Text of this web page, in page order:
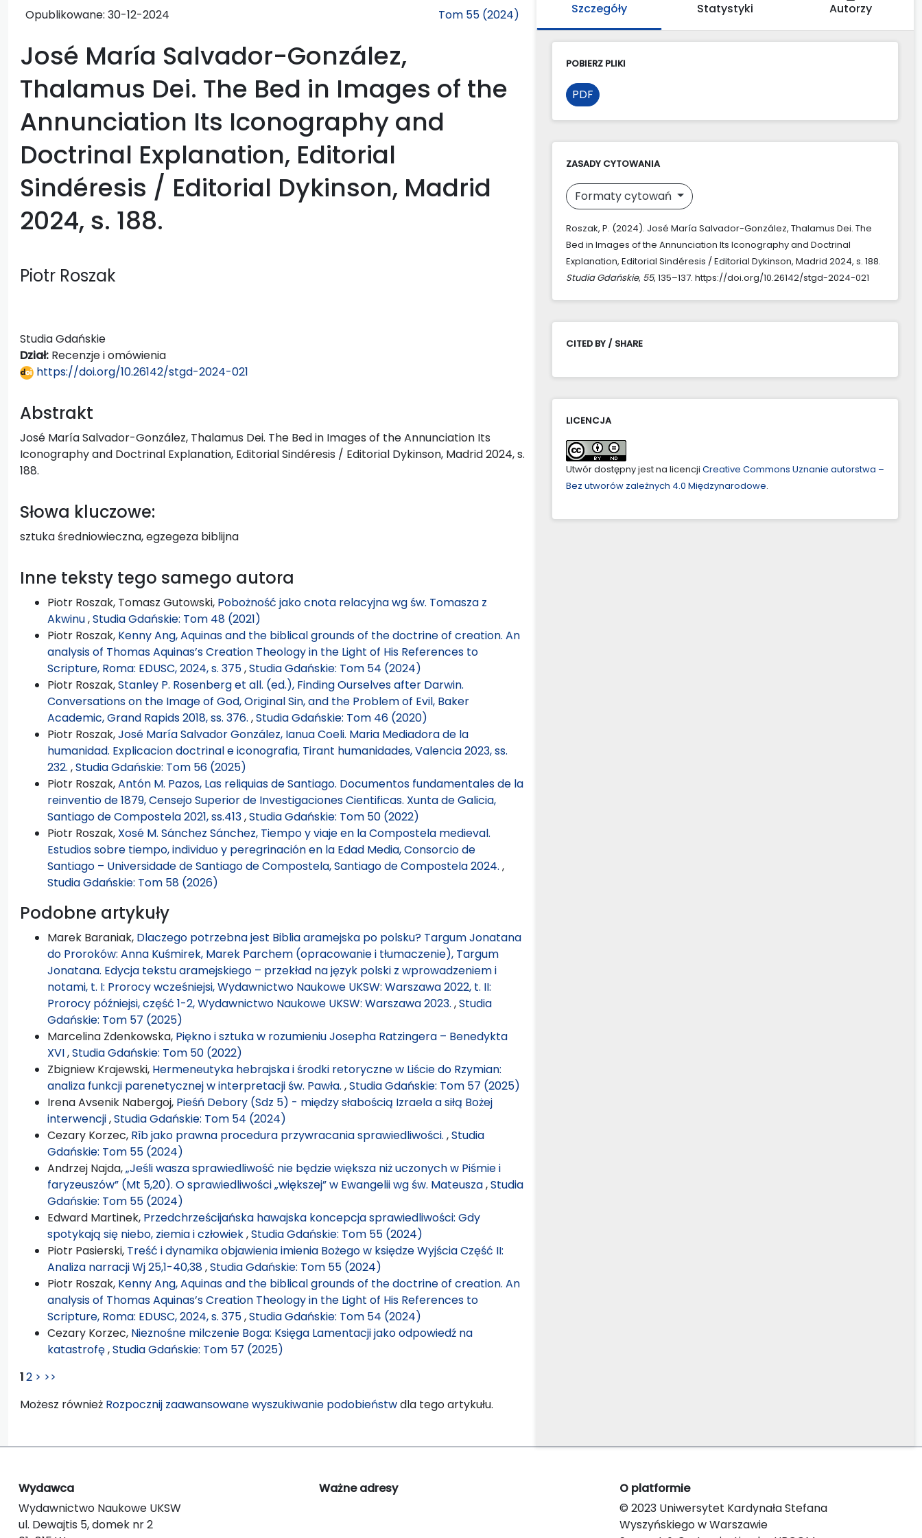
Opublikowane: 30-12-2024 Tom 55 (2024)
José María Salvador-González,
Thalamus Dei. The Bed in Images of the
Annunciation Its Iconography and
Doctrinal Explanation, Editorial
Sindéresis / Editorial Dykinson, Madrid
2024, s. 188.
Piotr Roszak
Studia Gdańskie
Dział: Recenzje i omówienia
https://doi.org/10.26142/stgd-2024-021
Abstrakt
José María Salvador-González, Thalamus Dei. The Bed in Images of the Annunciation Its
Iconography and Doctrinal Explanation, Editorial Sindéresis / Editorial Dykinson, Madrid 2024, s.
188.
Słowa kluczowe:
sztuka średniowieczna, egzegeza biblijna
Inne teksty tego samego autora
Piotr Roszak, Tomasz Gutowski, Pobożność jako cnota relacyjna wg św. Tomasza z
Akwinu,Studia Gdańskie: Tom 48 (2021)
Piotr Roszak, Kenny Ang, Aquinas and the biblical grounds of the doctrine of creation. An
analysis of Thomas Aquinas’s Creation Theology in the Light of His References to
Scripture, Roma: EDUSC, 2024, s. 375,Studia Gdańskie: Tom 54 (2024)
Piotr Roszak,Stanley P. Rosenberg et all. (ed.), Finding Ourselves after Darwin.
Conversations on the Image of God, Original Sin, and the Problem of Evil, Baker
Academic, Grand Rapids 2018, ss. 376. ,Studia Gdańskie: Tom 46 (2020)
Piotr Roszak,José María Salvador González, Ianua Coeli. Maria Mediadora de la
humanidad. Explicacion doctrinal e iconografia, Tirant humanidades, Valencia 2023, ss.
232. ,Studia Gdańskie: Tom 56 (2025)
Piotr Roszak,Antón M. Pazos, Las reliquias de Santiago. Documentos fundamentales de la
reinventio de 1879, Censejo Superior de Investigaciones Cientificas. Xunta de Galicia,
Santiago de Compostela 2021, ss.413,Studia Gdańskie: Tom 50 (2022)
Piotr Roszak, Xosé M. Sánchez Sánchez, Tiempo y viaje en la Compostela medieval.
Estudios sobre tiempo, individuo y peregrinación en la Edad Media, Consorcio de
Santiago – Universidade de Santiago de Compostela, Santiago de Compostela 2024. ,
Studia Gdańskie: Tom 58 (2026)
Podobne artykuły
Marek Baraniak, Dlaczego potrzebna jest Biblia aramejska po polsku? Targum Jonatana
do Proroków: Anna Kuśmirek, Marek Parchem (opracowanie i tłumaczenie), Targum
Jonatana. Edycja tekstu aramejskiego – przekład na język polski z wprowadzeniem i
notami, t. I: Prorocy wcześniejsi, Wydawnictwo Naukowe UKSW: Warszawa 2022, t. II:
Prorocy późniejsi, część 1-2, Wydawnictwo Naukowe UKSW: Warszawa 2023. ,Studia
Gdańskie: Tom 57 (2025)
Marcelina Zdenkowska, Piękno i sztuka w rozumieniu Josepha Ratzingera – Benedykta
XVI,Studia Gdańskie: Tom 50 (2022)
Zbigniew Krajewski, Hermeneutyka hebrajska i środki retoryczne w Liście do Rzymian:
analiza funkcji parenetycznej w interpretacji św. Pawła. ,Studia Gdańskie: Tom 57 (2025)
Irena Avsenik Nabergoj, Pieśń Debory (Sdz 5) - między słabością Izraela a siłą Bożej
interwencji,Studia Gdańskie: Tom 54 (2024)
Cezary Korzec, Rîb jako prawna procedura przywracania sprawiedliwości. ,Studia
Gdańskie: Tom 55 (2024)
Andrzej Najda,„Jeśli wasza sprawiedliwość nie będzie większa niż uczonych w Piśmie i
faryzeuszów” (Mt 5,20). O sprawiedliwości „większej” w Ewangelii wg św. Mateusza,Studia
Gdańskie: Tom 55 (2024)
Edward Martinek, Przedchrześcijańska hawajska koncepcja sprawiedliwości: Gdy
spotykają się niebo, ziemia i człowiek,Studia Gdańskie: Tom 55 (2024)
Piotr Pasierski, Treść i dynamika objawienia imienia Bożego w księdze Wyjścia Część II:
Analiza narracji Wj 25,1-40,38,Studia Gdańskie: Tom 55 (2024)
Piotr Roszak, Kenny Ang, Aquinas and the biblical grounds of the doctrine of creation. An
analysis of Thomas Aquinas’s Creation Theology in the Light of His References to
Scripture, Roma: EDUSC, 2024, s. 375,Studia Gdańskie: Tom 54 (2024)
Cezary Korzec, Nieznośne milczenie Boga: Księga Lamentacji jako odpowiedź na
katastrofę,Studia Gdańskie: Tom 57 (2025)
12 > >>
Możesz również Rozpocznij zaawansowane wyszukiwanie podobieństwdla tego artykułu.
Szczegóły Statystyki Autorzy
POBIERZ PLIKI
PDF
ZASADY CYTOWANIA
Formaty cytowań
Roszak, P. (2024). José María Salvador-González, Thalamus Dei. The
Bed in Images of the Annunciation Its Iconography and Doctrinal
Explanation, Editorial Sindéresis / Editorial Dykinson, Madrid 2024, s. 188.
Studia Gdańskie, 55, 135–137. https://doi.org/10.26142/stgd-2024-021
CITED BY / SHARE
LICENCJA
Utwór dostępny jest na licencji Creative Commons Uznanie autorstwa –
Bez utworów zależnych 4.0 Międzynarodowe.
Wydawca
Wydawnictwo Naukowe UKSW
ul. Dewajtis 5, domek nr 2
Ważne adresy
O platformie
© 2023 Uniwersytet Kardynała Stefana
Wyszyńskiego w Warszawie